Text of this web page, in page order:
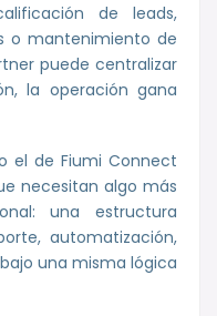
de leads,
o mantenimiento de
puede centralizar
la operación gana
el de Fiumi Connect
necesitan algo más
una estructura
automatización,
una misma lógica